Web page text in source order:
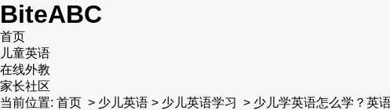
BiteABC
首页
儿童英语
在线外教
家长社区
当前位置: 首页 > 少儿英语 > 少儿英语学习 > 少儿学英语怎么学？英